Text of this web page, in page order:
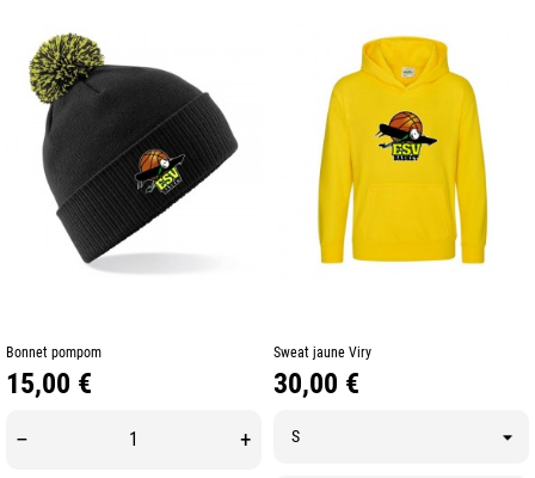
Bonnet pompom
Prix
15,00 €
– +
Sweat jaune Viry
Prix
30,00 €